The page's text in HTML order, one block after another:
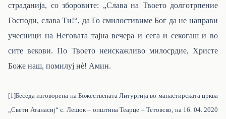
страданија, со зборовите: „Слава на Твоето долготрпение
Господи, слава Ти!“, да Го смилостивиме Бог да не направи
учесници на Неговата тајна вечера и сега и секогаш и во
сите векови. По Твоето неискажливо милосрдие, Христе
Боже наш, помилуј нѐ! Амин.
[1]Беседа изговорена на Божествената Литургија во манастирската црква
„Свети Атанасиј“ с. Лешок – општина Теарце – Тетовско, на 16. 04. 2020